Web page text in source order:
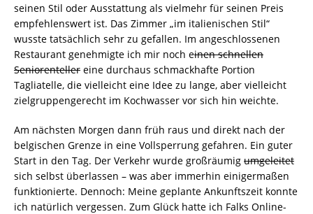
seinen Stil oder Ausstattung als vielmehr für seinen Preis
empfehlenswert ist. Das Zimmer „im italienischen Stil“
wusste tatsächlich sehr zu gefallen. Im angeschlossenen
Restaurant genehmigte ich mir noch einen schnellen
Seniorenteller eine durchaus schmackhafte Portion
Tagliatelle, die vielleicht eine Idee zu lange, aber vielleicht
zielgruppengerecht im Kochwasser vor sich hin weichte.
Am nächsten Morgen dann früh raus und direkt nach der
belgischen Grenze in eine Vollsperrung gefahren. Ein guter
Start in den Tag. Der Verkehr wurde großräumig umgeleitet
sich selbst überlassen – was aber immerhin einigermaßen
funktionierte. Dennoch: Meine geplante Ankunftszeit konnte
ich natürlich vergessen. Zum Glück hatte ich Falks Online-